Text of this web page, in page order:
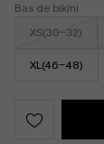
Bas de bikini
XS(30-32)
XL(46-48)